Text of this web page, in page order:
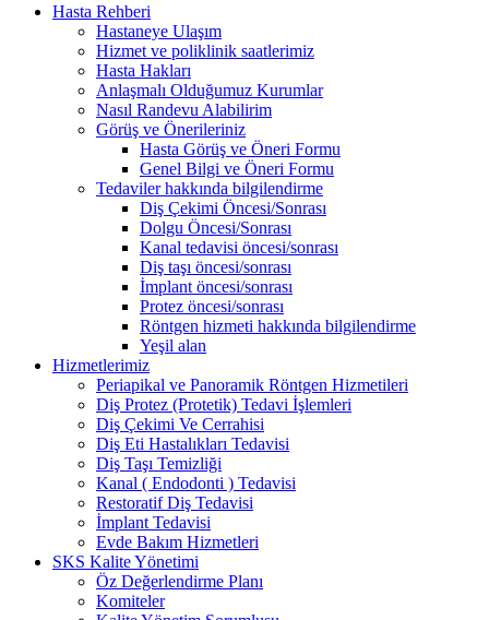
Hasta Rehberi
Hastaneye Ulaşım
Hizmet ve poliklinik saatlerimiz
Hasta Hakları
Anlaşmalı Olduğumuz Kurumlar
Nasıl Randevu Alabilirim
Görüş ve Önerileriniz
Hasta Görüş ve Öneri Formu
Genel Bilgi ve Öneri Formu
Tedaviler hakkında bilgilendirme
Diş Çekimi Öncesi/Sonrası
Dolgu Öncesi/Sonrası
Kanal tedavisi öncesi/sonrası
Diş taşı öncesi/sonrası
İmplant öncesi/sonrası
Protez öncesi/sonrası
Röntgen hizmeti hakkında bilgilendirme
Yeşil alan
Hizmetlerimiz
Periapikal ve Panoramik Röntgen Hizmetileri
Diş Protez (Protetik) Tedavi İşlemleri
Diş Çekimi Ve Cerrahisi
Diş Eti Hastalıkları Tedavisi
Diş Taşı Temizliği
Kanal ( Endodonti ) Tedavisi
Restoratif Diş Tedavisi
İmplant Tedavisi
Evde Bakım Hizmetleri
SKS Kalite Yönetimi
Öz Değerlendirme Planı
Komiteler